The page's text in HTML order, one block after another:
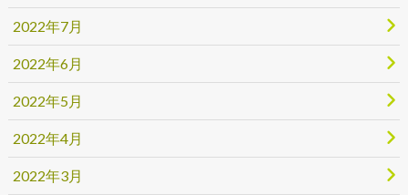
2022年7月
2022年6月
2022年5月
2022年4月
2022年3月